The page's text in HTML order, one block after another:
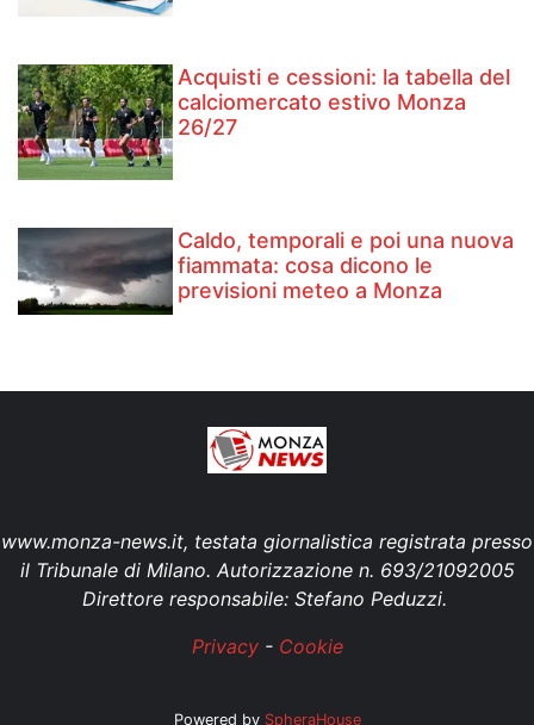
Acquisti e cessioni: la tabella del
calciomercato estivo Monza
26/27
Caldo, temporali e poi una nuova
fiammata: cosa dicono le
previsioni meteo a Monza
www.monza-news.it, testata giornalistica registrata presso
il Tribunale di Milano. Autorizzazione n. 693/21092005
Direttore responsabile: Stefano Peduzzi.
Privacy- Cookie
Powered by SpheraHouse